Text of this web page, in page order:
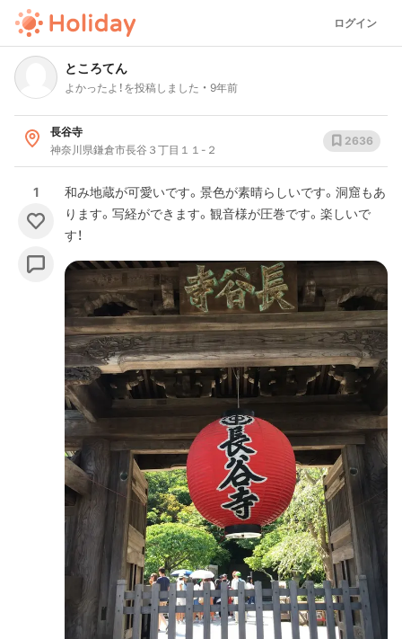
ログイン
ところてん
よかったよ！を投稿しました 9年前
長谷寺
神奈川県鎌倉市長谷３丁目１１-２
2636
1
和み地蔵が可愛いです。景色が素晴らしいです。洞窟もあ
ります。写経ができます。観音様が圧巻です。楽しいで
す！